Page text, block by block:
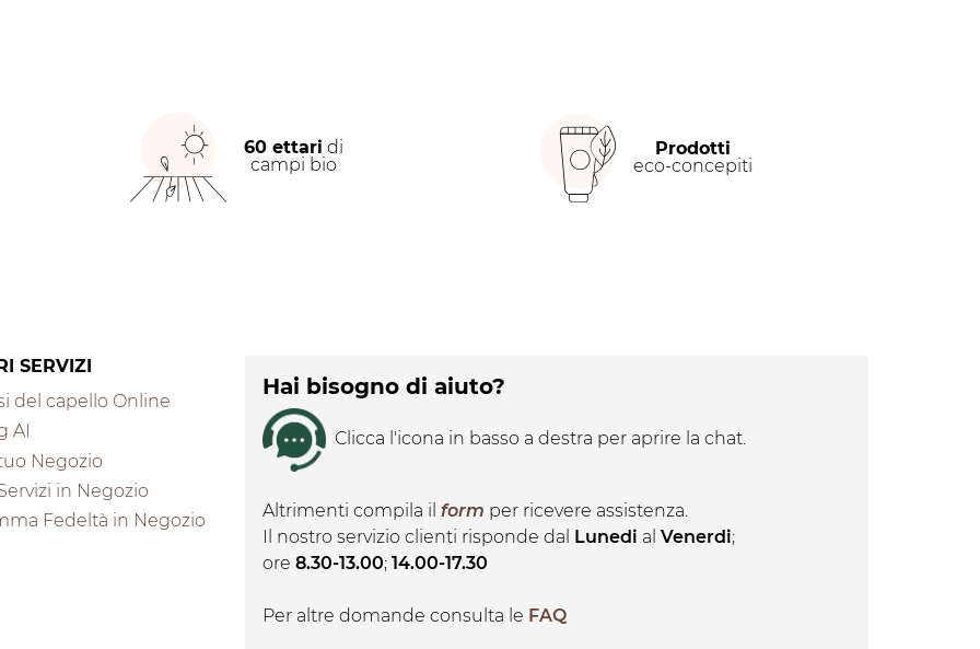
60 ettari di
campi bio
Prodotti
eco-concepiti
SERVIZI
del capello Online
AI
Negozio
in Negozio
Fedeltà in Negozio
Hai bisogno di aiuto?
Clicca l'icona in basso a destra per aprire la chat.
Altrimenti compila il form per ricevere assistenza.
Il nostro servizio clienti risponde dal Lunedi al Venerdi;
ore 8.30-13.00; 14.00-17.30
Per altre domande consulta le FAQ